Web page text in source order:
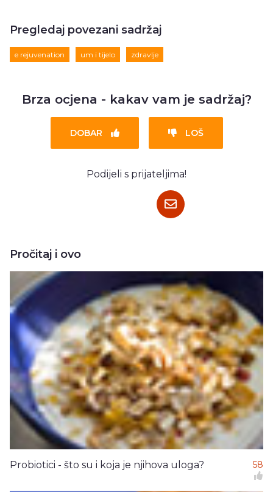
Pregledaj povezani sadržaj
e rejuvenation um i tijelo zdravlje
Brza ocjena - kakav vam je sadržaj?
DOBAR LOŠ
Podijeli s prijateljima!
Pročitaj i ovo
Probiotici - što su i koja je njihova uloga? 58